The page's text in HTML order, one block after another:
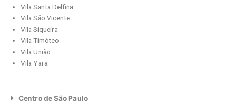
Vila Santa Delfina
Vila São Vicente
Vila Siqueira
Vila Timóteo
Vila União
Vila Yara
Centro de São Paulo